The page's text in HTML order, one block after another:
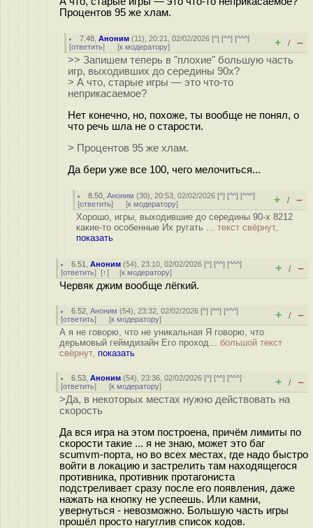
Процентов 95 же хлам.
7.48 ,Аноним (11), 20:21, 02/02/2026 [^] [^^] [^^^]
[ответить] [к модератору] + / –
>> Запишем теперь в "плохие" большую часть
игр, выходивших до середины 90х?
> А что, старые игры — это что-то
неприкасаемое?
Нет конечно, но, похоже, ты вообще не понял, о
что речь шла не о старости.
> Процентов 95 же хлам.
Да бери уже все 100, чего мелочиться...
8.50 ,Аноним (30), 20:53, 02/02/2026 [^] [^^] [^^^]
[ответить] [к модератору] + / –
Хорошо, игры, выходившие до середины 90-х 8212
какие-то особенные Их ругать ... текст свёрнут,
показать
6.51 ,Аноним (54), 23:10, 02/02/2026 [^] [^^] [^^^]
[ответить] [↑] [к модератору] + / –
Червяк джим вообще лёгкий.
6.52 ,Аноним (54), 23:32, 02/02/2026 [^] [^^] [^^^]
[ответить] [к модератору] + / –
А я не говорю, что не уникальная Я говорю, что
дерьмовый геймдизайн Его проход... большой текст
свёрнут, показать
6.53 ,Аноним (54), 23:36, 02/02/2026 [^] [^^] [^^^]
[ответить] [к модератору] + / –
>Да, в некоторых местах нужно действовать на
скорость
Да вся игра на этом построена, причём лимиты по
скорости такие ... я не знаю, может это баг
scumvm-порта, но во всех местах, где надо быстро
войти в локацию и застрелить там находящегося
противника, противник протагониста
подстреливает сразу после его появления, даже
нажать на кнопку не успеешь. Или камни,
увернуться - невозможно. Большую часть игры
прошёл просто нагуглив список кодов.